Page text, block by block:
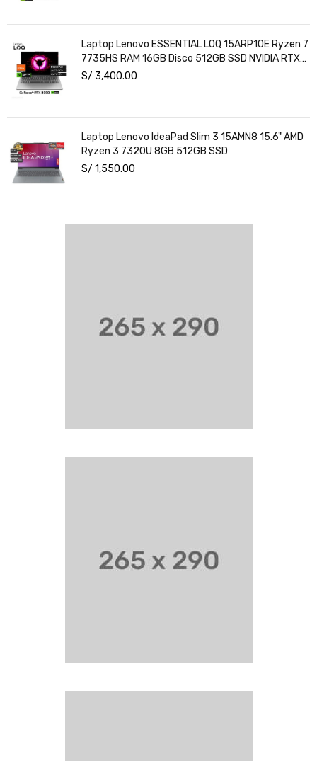
Laptop Lenovo ESSENTIAL LOQ 15ARP10E Ryzen 7
7735HS RAM 16GB Disco 512GB SSD NVIDIA RTX
3050 6GB 15.6" FHD Windows 11
S/ 3,400.00
Laptop Lenovo IdeaPad Slim 3 15AMN8 15.6" AMD
Ryzen 3 7320U 8GB 512GB SSD
S/ 1,550.00